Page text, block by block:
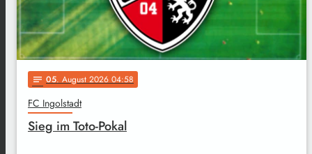
notes 05. August 2026 04:58
FC Ingolstadt
Sieg im Toto-Pokal